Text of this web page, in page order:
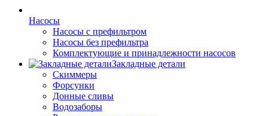
Насосы
Насосы с префильтром
Насосы без префильтра
Комплектующие и принадлежности насосов
Закладные детали
Скиммеры
Форсунки
Донные сливы
Водозаборы